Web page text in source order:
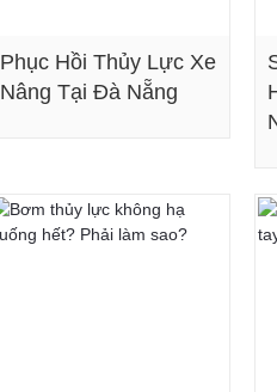
Phục Hồi Thủy Lực Xe
Nâng Tại Đà Nẵng